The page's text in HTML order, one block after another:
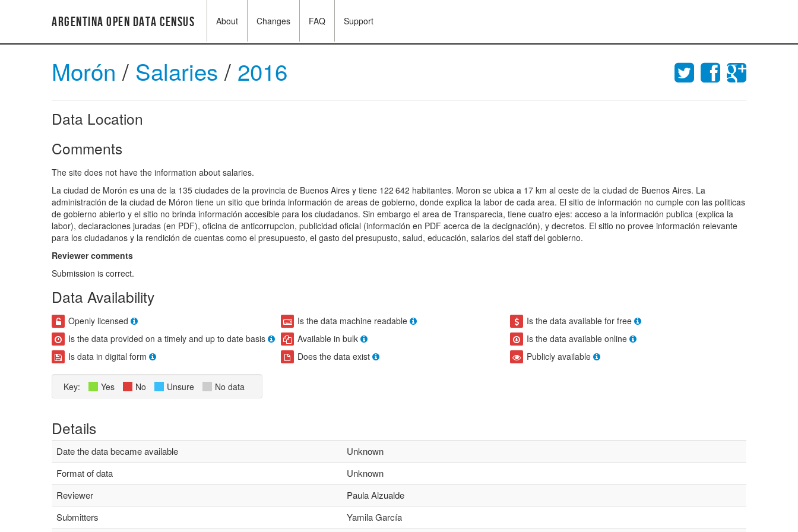
Argentina Open Data Census About Changes FAQ Support
Morón / Salaries/ 2016
Data Location
Comments
The site does not have the information about salaries.
La ciudad de Morón es una de la 135 ciudades de la provincia de Buenos Aires y tiene 122 642 habitantes. Moron se ubica a 17 km al oeste de la ciudad de Buenos Aires. La
administración de la ciudad de Móron tiene un sitio que brinda información de areas de gobierno, donde explica la labor de cada area. El sitio de información no cumple con las politicas
de gobierno abierto y el sitio no brinda información accesible para los ciudadanos. Sin embargo el area de Transparecia, tiene cuatro ejes: acceso a la información publica (explica la
labor), declaraciones juradas (en PDF), oficina de anticorrupcion, publicidad oficial (información en PDF acerca de la decignación), y decretos. El sitio no provee información relevante
para los ciudadanos y la rendición de cuentas como el presupuesto, el gasto del presupusto, salud, educación, salarios del staff del gobierno.
Reviewer comments
Submission is correct.
Data Availability
Openly licensed Is the data machine readable
Is the data available for free
Is the data provided on a timely and up to date basis
Available in bulk
Is the data available online
Is data in digital form
Does the data exist Publicly available
Key: Yes No Unsure No data
Details
Date the data became available
Unknown
Format of data
Unknown
Reviewer
Paula Alzualde
Submitters
Yamila García